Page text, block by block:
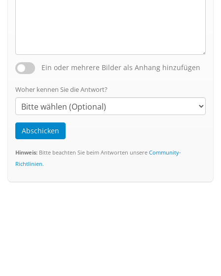
Ein oder mehrere Bilder als Anhang hinzufügen
Woher kennen Sie die Antwort?
Abschicken
Hinweis: Bitte beachten Sie beim Antworten unsere Community-
Richtlinien.